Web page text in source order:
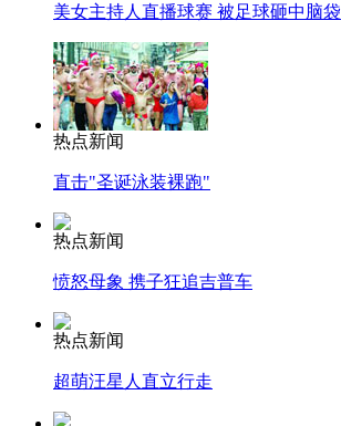
美女主持人直播球赛 被足球砸中脑袋
热点新闻
直击"圣诞泳装裸跑"
热点新闻
愤怒母象 携子狂追吉普车
热点新闻
超萌汪星人直立行走